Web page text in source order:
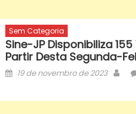
Sem Categoria
Sine-JP Disponibiliza
Partir Desta Segunda-
Posted
19 de novembro de 2023